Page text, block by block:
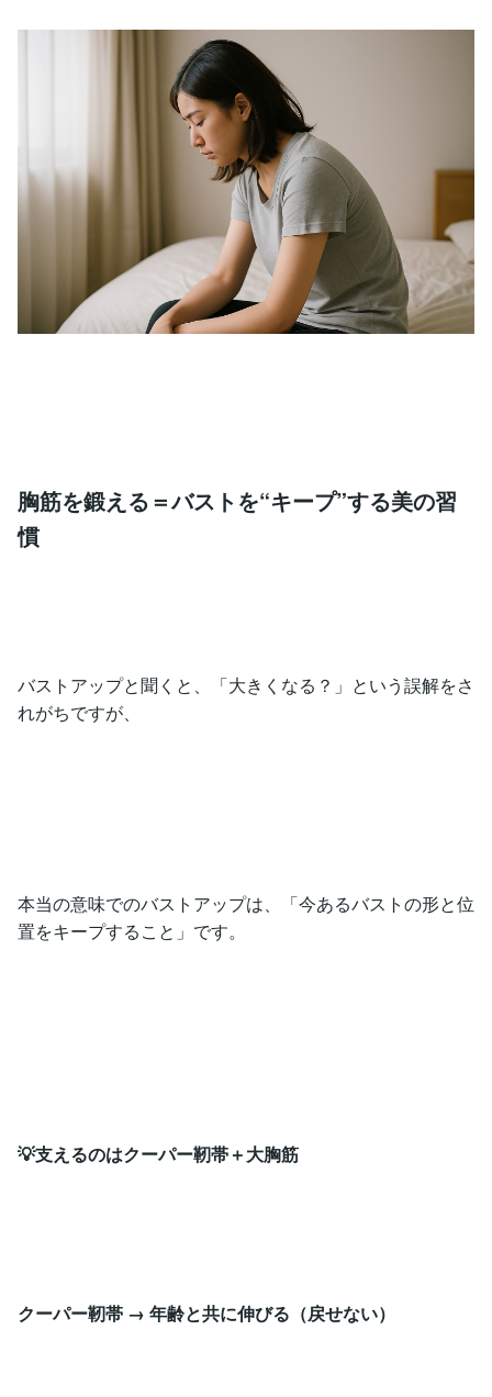
胸筋を鍛える＝バストを“キープ”する美の習
慣
バストアップと聞くと、「大きくなる？」という誤解をさ
れがちですが、
本当の意味でのバストアップは、「今あるバストの形と位
置をキープすること」です。
💡支えるのはクーパー靭帯＋大胸筋
クーパー靭帯 → 年齢と共に伸びる（戻せない）